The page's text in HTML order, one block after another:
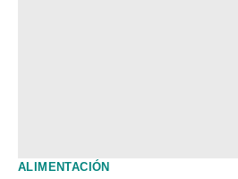
ALIMENTACIÓN